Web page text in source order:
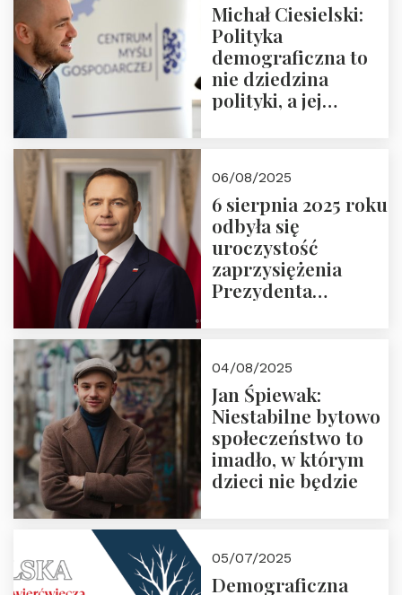
Michał Ciesielski:
Polityka
demograficzna to
nie dziedzina
polityki, a jej
06/08/2025
6 sierpnia 2025 roku
odbyła się
uroczystość
zaprzysiężenia
Prezydenta
Nawrockiego
04/08/2025
Jan Śpiewak:
Niestabilne bytowo
społeczeństwo to
imadło, w którym
dzieci nie będzie
05/07/2025
Demograficzna